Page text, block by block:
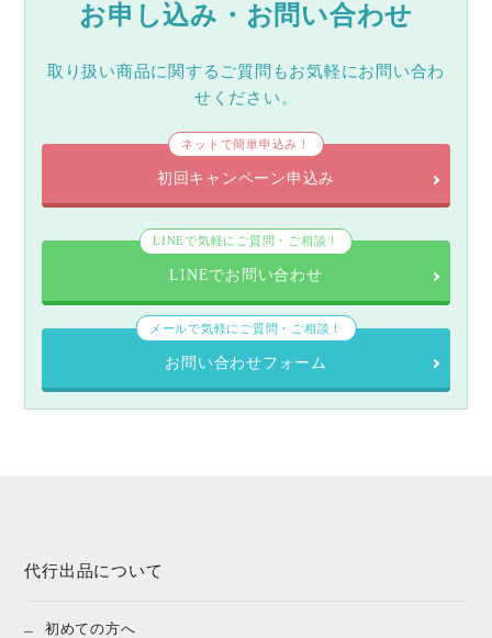
お申し込み・お問い合わせ
取り扱い商品に関するご質問もお気軽にお問い合わ
せください。
ネットで簡単申込み！
初回キャンペーン申込み
LINEで気軽にご質問・ご相談！
LINEでお問い合わせ
メールで気軽にご質問・ご相談！
お問い合わせフォーム
代行出品について
初めての方へ